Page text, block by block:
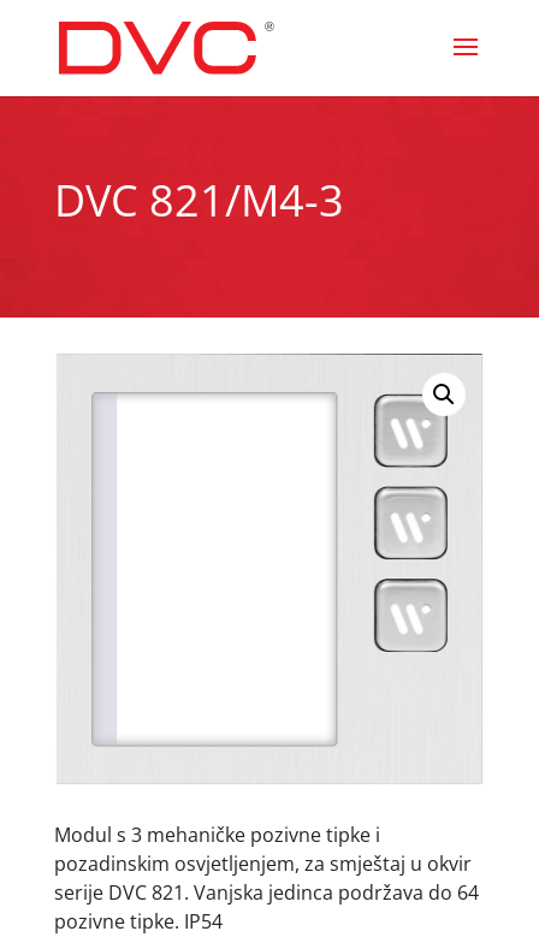
DVC 821/M4-3
Modul s 3 mehaničke pozivne tipke i
pozadinskim osvjetljenjem, za smještaj u okvir
serije DVC 821. Vanjska jedinca podržava do 64
pozivne tipke. IP54